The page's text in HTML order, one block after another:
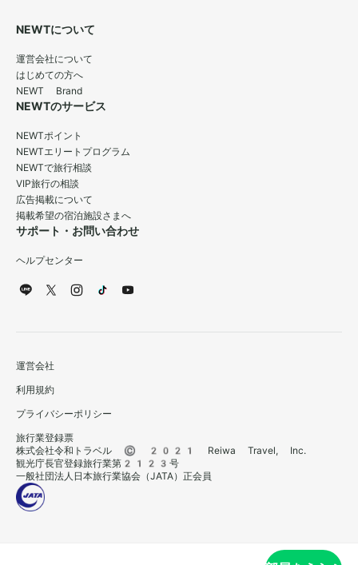
NEWTについて
運営会社について
はじめての方へ
NEWT Brand
NEWTのサービス
NEWTポイント
NEWTエリートプログラム
NEWTで旅行相談
VIP旅行の相談
広告掲載について
掲載希望の宿泊施設さまへ
サポート・お問い合わせ
ヘルプセンター
運営会社
利用規約
プライバシーポリシー
旅行業登録票
株式会社令和トラベル © 2021 Reiwa Travel, Inc.
観光庁長官登録旅行業第2123号
一般社団法人日本旅行業協会（JATA）正会員